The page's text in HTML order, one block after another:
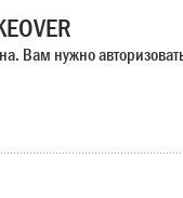
Вам нужно